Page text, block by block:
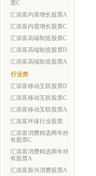
票C
汇添富内需增长股票A
汇添富内需增长股票C
汇添富高端制造股票C
汇添富高端制造股票D
汇添富高端制造股票A
行业类
汇添富移动互联股票D
汇添富移动互联股票C
汇添富移动互联股票A
汇添富环保行业股票
汇添富消费精选两年持
有股票C
汇添富消费精选两年持
有股票A
汇添富新兴消费股票A